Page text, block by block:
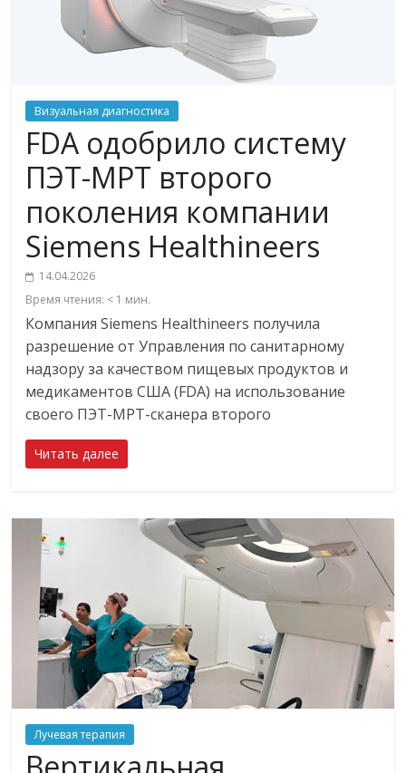
Визуальная диагностика
FDA одобрило систему
ПЭТ-МРТ второго
поколения компании
Siemens Healthineers
14.04.2026
Время чтения: < 1 мин.
Компания Siemens Healthineers получила
разрешение от Управления по санитарному
надзору за качеством пищевых продуктов и
медикаментов США (FDA) на использование
своего ПЭТ-МРТ-сканера второго
Читать далее
Лучевая терапия